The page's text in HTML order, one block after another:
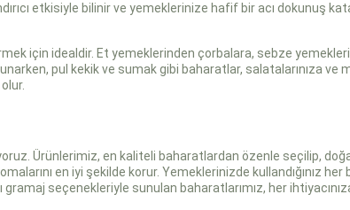
etkisiyle bilinir ve yemeklerinize hafif bir acı dokunuş
için idealdir. Et yemeklerinden çorbalara, sebze
pul kekik ve sumak gibi baharatlar, salatalarınıza ve
Ürünlerimiz, en kaliteli baharatlardan özenle seçilip,
en iyi şekilde korur. Yemeklerinizde kullandığınız her
seçenekleriyle sunulan baharatlarımız, her